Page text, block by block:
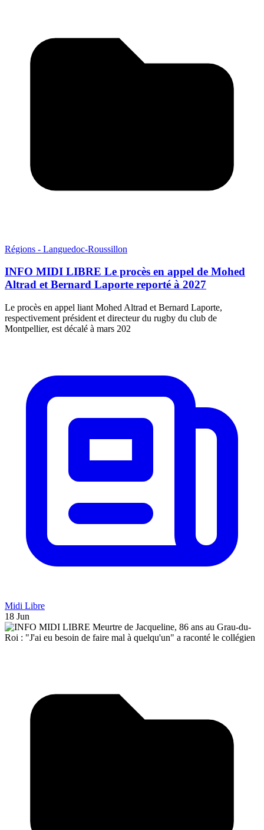
Régions - Languedoc-Roussillon
INFO MIDI LIBRE Le procès en appel de Mohed
Altrad et Bernard Laporte reporté à 2027
Le procès en appel liant Mohed Altrad et Bernard Laporte,
respectivement président et directeur du rugby du club de
Montpellier, est décalé à mars 202
Midi Libre
18 Jun